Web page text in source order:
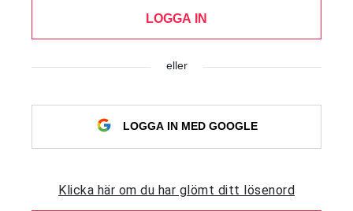
LOGGA IN
eller
LOGGA IN MED GOOGLE
Klicka här om du har glömt ditt lösenord